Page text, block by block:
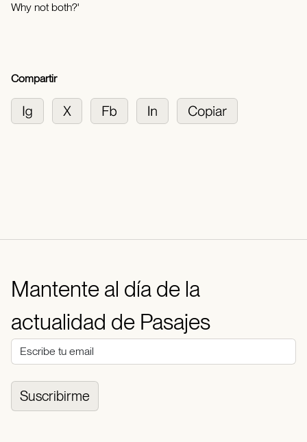
Why not both?'
Compartir
Mantente al día de la
actualidad de Pasajes
Suscribirme